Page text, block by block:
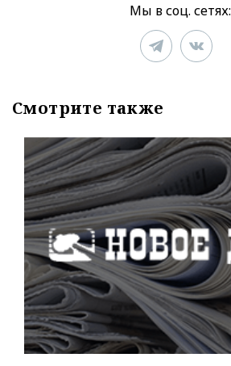
Мы в соц. сетях:
Смотрите также